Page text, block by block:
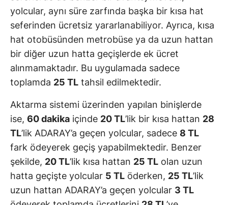
yolcular, aynı süre zarfında başka bir kısa hat
seferinden ücretsiz yararlanabiliyor. Ayrıca, kısa
hat otobüsünden metrobüse ya da uzun hattan
bir diğer uzun hatta geçişlerde ek ücret
alınmamaktadır. Bu uygulamada sadece
toplamda 25 TL tahsil edilmektedir.
Aktarma sistemi üzerinden yapılan binişlerde
ise, 60 dakika içinde 20 TL’lik bir kısa hattan 28
TL’lik ADARAY’a geçen yolcular, sadece 8 TL
fark ödeyerek geçiş yapabilmektedir. Benzer
şekilde, 20 TL’lik kısa hattan 25 TL olan uzun
hatta geçişte yolcular 5 TL öderken, 25 TL’lik
uzun hattan ADARAY’a geçen yolcular 3 TL